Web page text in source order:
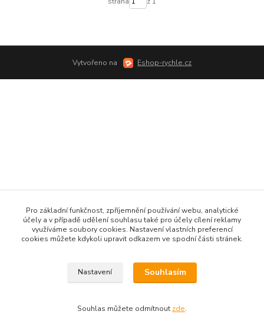
Vytvořeno na Eshop-rychle.cz
Pro základní funkčnost, zpříjemnění používání webu, analytické
účely a v případě udělení souhlasu také pro účely cílení reklamy
využíváme soubory cookies. Nastavení vlastních preferencí
cookies můžete kdykoli upravit odkazem ve spodní části stránek.
Nastavení Souhlasím
Souhlas můžete odmítnout zde.